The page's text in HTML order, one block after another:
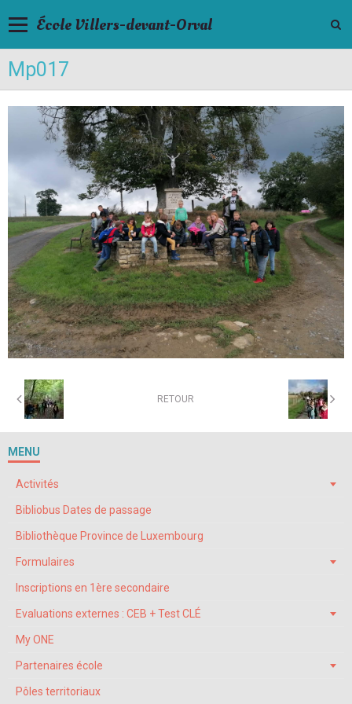
École Villers-devant-Orval
Mp017
RETOUR
MENU
Activités
Bibliobus Dates de passage
Bibliothèque Province de Luxembourg
Formulaires
Inscriptions en 1ère secondaire
Evaluations externes : CEB + Test CLÉ
My ONE
Partenaires école
Pôles territoriaux